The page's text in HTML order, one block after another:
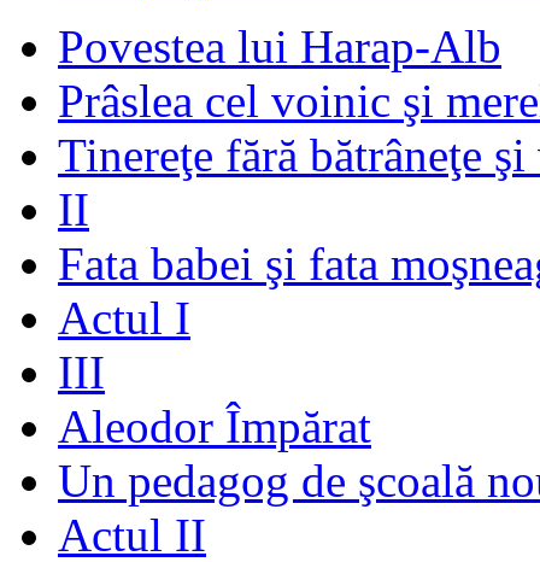
Povestea lui Harap-Alb
Prâslea cel voinic şi
Tinereţe fără bătrâneţe
II
Fata babei şi fata
Actul I
III
Aleodor Împărat
Un pedagog de şcoală
Actul II